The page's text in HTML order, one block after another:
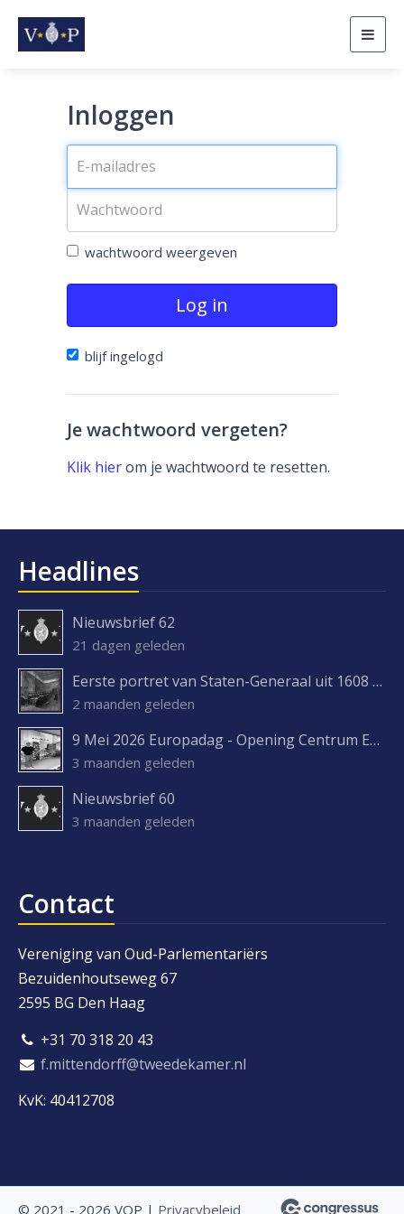
Inloggen
wachtwoord weergeven
Log in
blijf ingelogd
Je wachtwoord vergeten?
Klik hierom je wachtwoord te resetten.
Headlines
Nieuwsbrief 62
21 dagen geleden
Eerste portret van Staten-Generaal uit 1608 ontdekt
2 maanden geleden
9 Mei 2026 Europadag - Opening Centrum Europa Experience
3 maanden geleden
Nieuwsbrief 60
3 maanden geleden
Contact
Vereniging van Oud-Parlementariërs
Bezuidenhoutseweg 67
2595 BG Den Haag
+31 70 318 20 43
f.mittendorff@tweedekamer.nl
KvK: 40412708
© 2021 - 2026 VOP | Privacybeleid